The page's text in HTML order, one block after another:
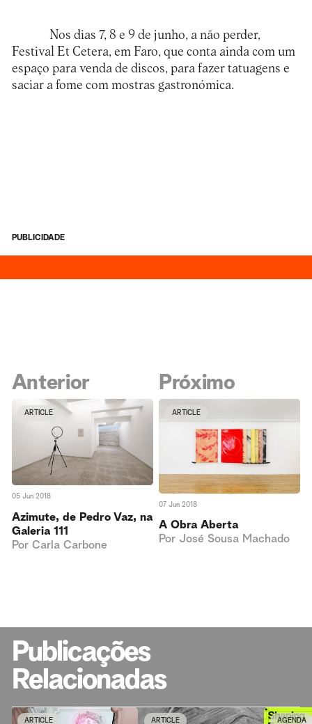
Nos dias 7, 8 e 9 de junho, a não perder,
Festival Et Cetera, em Faro, que conta ainda com um
espaço para venda de discos, para fazer tatuagens e
saciar a fome com mostras gastronómica.
PUBLICIDADE
Anterior
ARTICLE
05 Jun 2018
Azimute, de Pedro Vaz, na
Galeria 111
Por Carla Carbone
Próximo
ARTICLE
07 Jun 2018
A Obra Aberta
Por José Sousa Machado
Publicações
Relacionadas
ARTICLE ARTICLE AGENDA